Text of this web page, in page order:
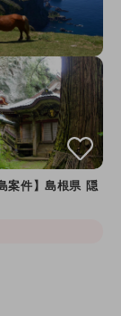
案件】島根県 隠